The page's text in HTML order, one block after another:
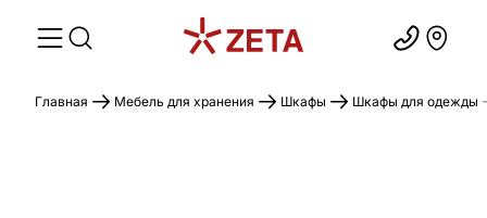
Главная Мебель для хранения Шкафы Шкафы для одежды